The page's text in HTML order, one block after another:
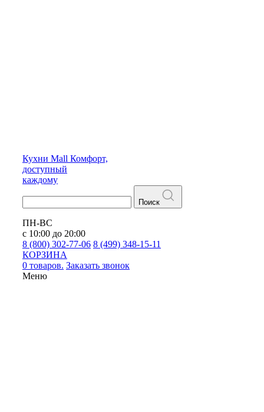
Кухни Mall Комфорт,
доступный
каждому
Поиск
ПН-ВС
с 10:00 до 20:00
8 (800) 302-77-06 8 (499) 348-15-11
КОРЗИНА
0 товаров. Заказать звонок
Меню